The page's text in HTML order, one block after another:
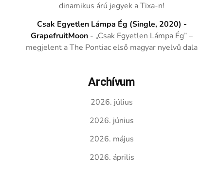
dinamikus árú jegyek a Tixa-n!
Csak Egyetlen Lámpa Ég (Single, 2020) -
GrapefruitMoon - „Csak Egyetlen Lámpa Ég” –
megjelent a The Pontiac első magyar nyelvű dala
Archívum
2026. július
2026. június
2026. május
2026. április